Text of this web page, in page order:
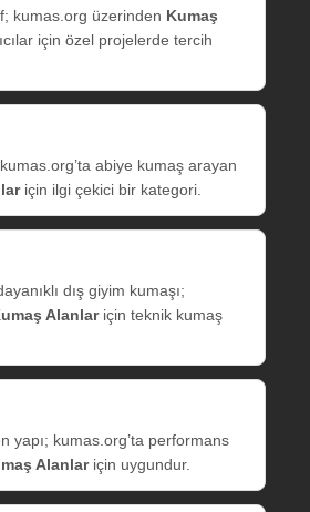
kumas.org üzerinden Kumaş
için özel projelerde tercih
abiye kumaş arayan
için ilgi çekici bir kategori.
dış giyim kumaşı;
Alanlariçin teknik kumaş
yapı; kumas.org’ta performans
Alanlariçin uygundur.